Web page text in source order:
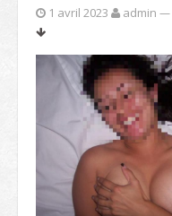
1 avril 2023 admin —